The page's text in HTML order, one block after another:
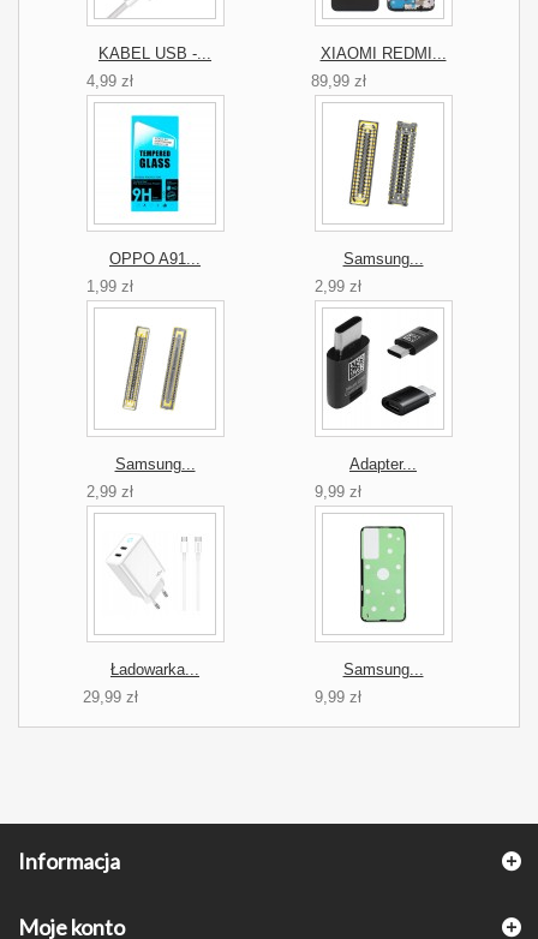
KABEL USB -...
4,99 zł
XIAOMI REDMI...
89,99 zł
OPPO A91...
1,99 zł
Samsung...
2,99 zł
Samsung...
2,99 zł
Adapter...
9,99 zł
Ładowarka...
29,99 zł
Samsung...
9,99 zł
Informacja
Moje konto